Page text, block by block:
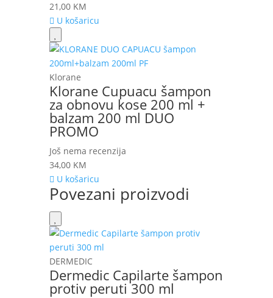
21,00 KM
U košaricu
Klorane
Klorane Cupuacu šampon
za obnovu kose 200 ml +
balzam 200 ml DUO
PROMO
Još nema recenzija
34,00 KM
U košaricu
Povezani proizvodi
DERMEDIC
Dermedic Capilarte šampon
protiv peruti 300 ml